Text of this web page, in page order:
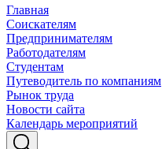
Главная
Соискателям
Предпринимателям
Работодателям
Студентам
Путеводитель по компаниям
Рынок труда
Новости сайта
Календарь мероприятий